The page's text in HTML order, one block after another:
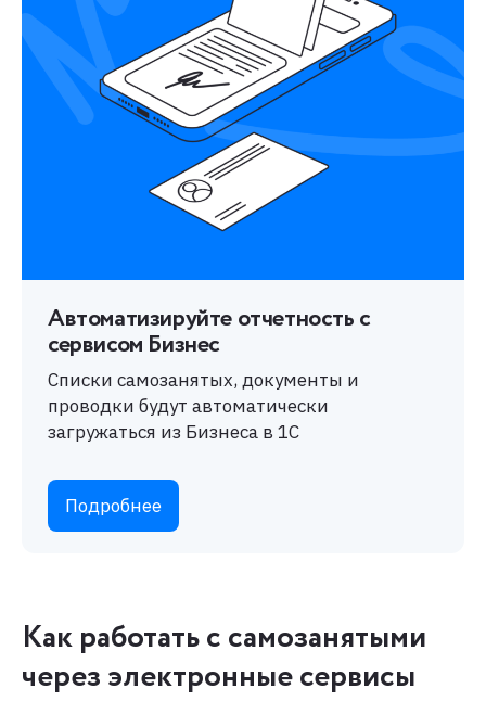
Автоматизируйте отчетность с
сервисом Бизнес
Списки самозанятых, документы и
проводки будут автоматически
загружаться из Бизнеса в 1С
Подробнее
Как работать с самозанятыми
через электронные сервисы